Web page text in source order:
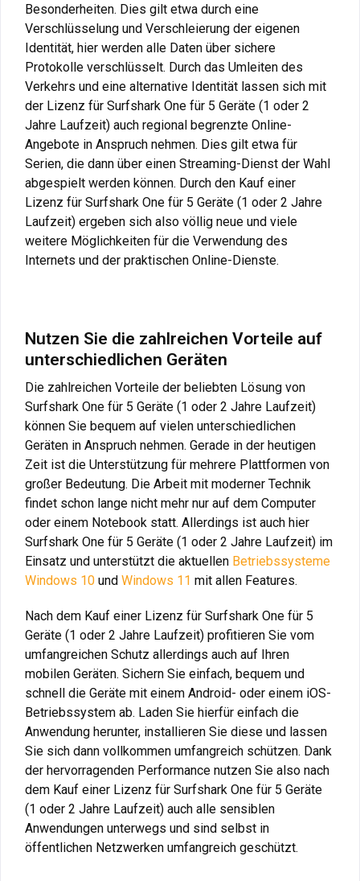
Besonderheiten. Dies gilt etwa durch eine
Verschlüsselung und Verschleierung der eigenen
Identität, hier werden alle Daten über sichere
Protokolle verschlüsselt. Durch das Umleiten des
Verkehrs und eine alternative Identität lassen sich mit
der Lizenz für Surfshark One für 5 Geräte (1 oder 2
Jahre Laufzeit) auch regional begrenzte Online-
Angebote in Anspruch nehmen. Dies gilt etwa für
Serien, die dann über einen Streaming-Dienst der Wahl
abgespielt werden können. Durch den Kauf einer
Lizenz für Surfshark One für 5 Geräte (1 oder 2 Jahre
Laufzeit) ergeben sich also völlig neue und viele
weitere Möglichkeiten für die Verwendung des
Internets und der praktischen Online-Dienste.
Nutzen Sie die zahlreichen Vorteile auf
unterschiedlichen Geräten
Die zahlreichen Vorteile der beliebten Lösung von
Surfshark One für 5 Geräte (1 oder 2 Jahre Laufzeit)
können Sie bequem auf vielen unterschiedlichen
Geräten in Anspruch nehmen. Gerade in der heutigen
Zeit ist die Unterstützung für mehrere Plattformen von
großer Bedeutung. Die Arbeit mit moderner Technik
findet schon lange nicht mehr nur auf dem Computer
oder einem Notebook statt. Allerdings ist auch hier
Surfshark One für 5 Geräte (1 oder 2 Jahre Laufzeit) im
Einsatz und unterstützt die aktuellen Betriebssysteme
Windows 10 und Windows 11 mit allen Features.
Nach dem Kauf einer Lizenz für Surfshark One für 5
Geräte (1 oder 2 Jahre Laufzeit) profitieren Sie vom
umfangreichen Schutz allerdings auch auf Ihren
mobilen Geräten. Sichern Sie einfach, bequem und
schnell die Geräte mit einem Android- oder einem iOS-
Betriebssystem ab. Laden Sie hierfür einfach die
Anwendung herunter, installieren Sie diese und lassen
Sie sich dann vollkommen umfangreich schützen. Dank
der hervorragenden Performance nutzen Sie also nach
dem Kauf einer Lizenz für Surfshark One für 5 Geräte
(1 oder 2 Jahre Laufzeit) auch alle sensiblen
Anwendungen unterwegs und sind selbst in
öffentlichen Netzwerken umfangreich geschützt.